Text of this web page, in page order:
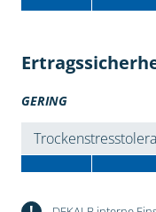
GERING